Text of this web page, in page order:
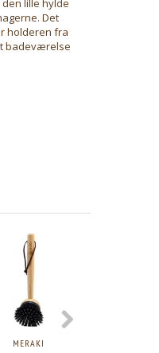
lille hylde
Det
holderen fra
badeværelse
MERAKI